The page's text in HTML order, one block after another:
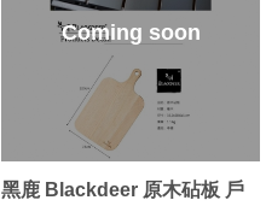
Coming soon
黑鹿 Blackdeer 原木砧板 戶